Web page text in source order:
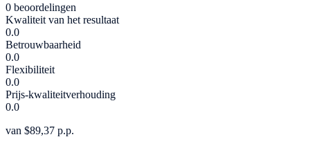
0 beoordelingen
Kwaliteit van het resultaat
0.0
Betrouwbaarheid
0.0
Flexibiliteit
0.0
Prijs-kwaliteitverhouding
0.0
van $89,37 p.p.